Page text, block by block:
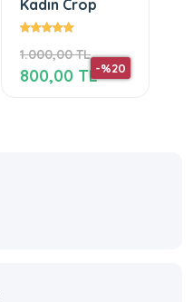
Kadın Crop
1.000,00 TL
-%20
800,00 TL